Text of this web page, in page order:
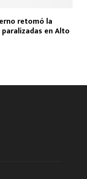
retomó la
en Alto